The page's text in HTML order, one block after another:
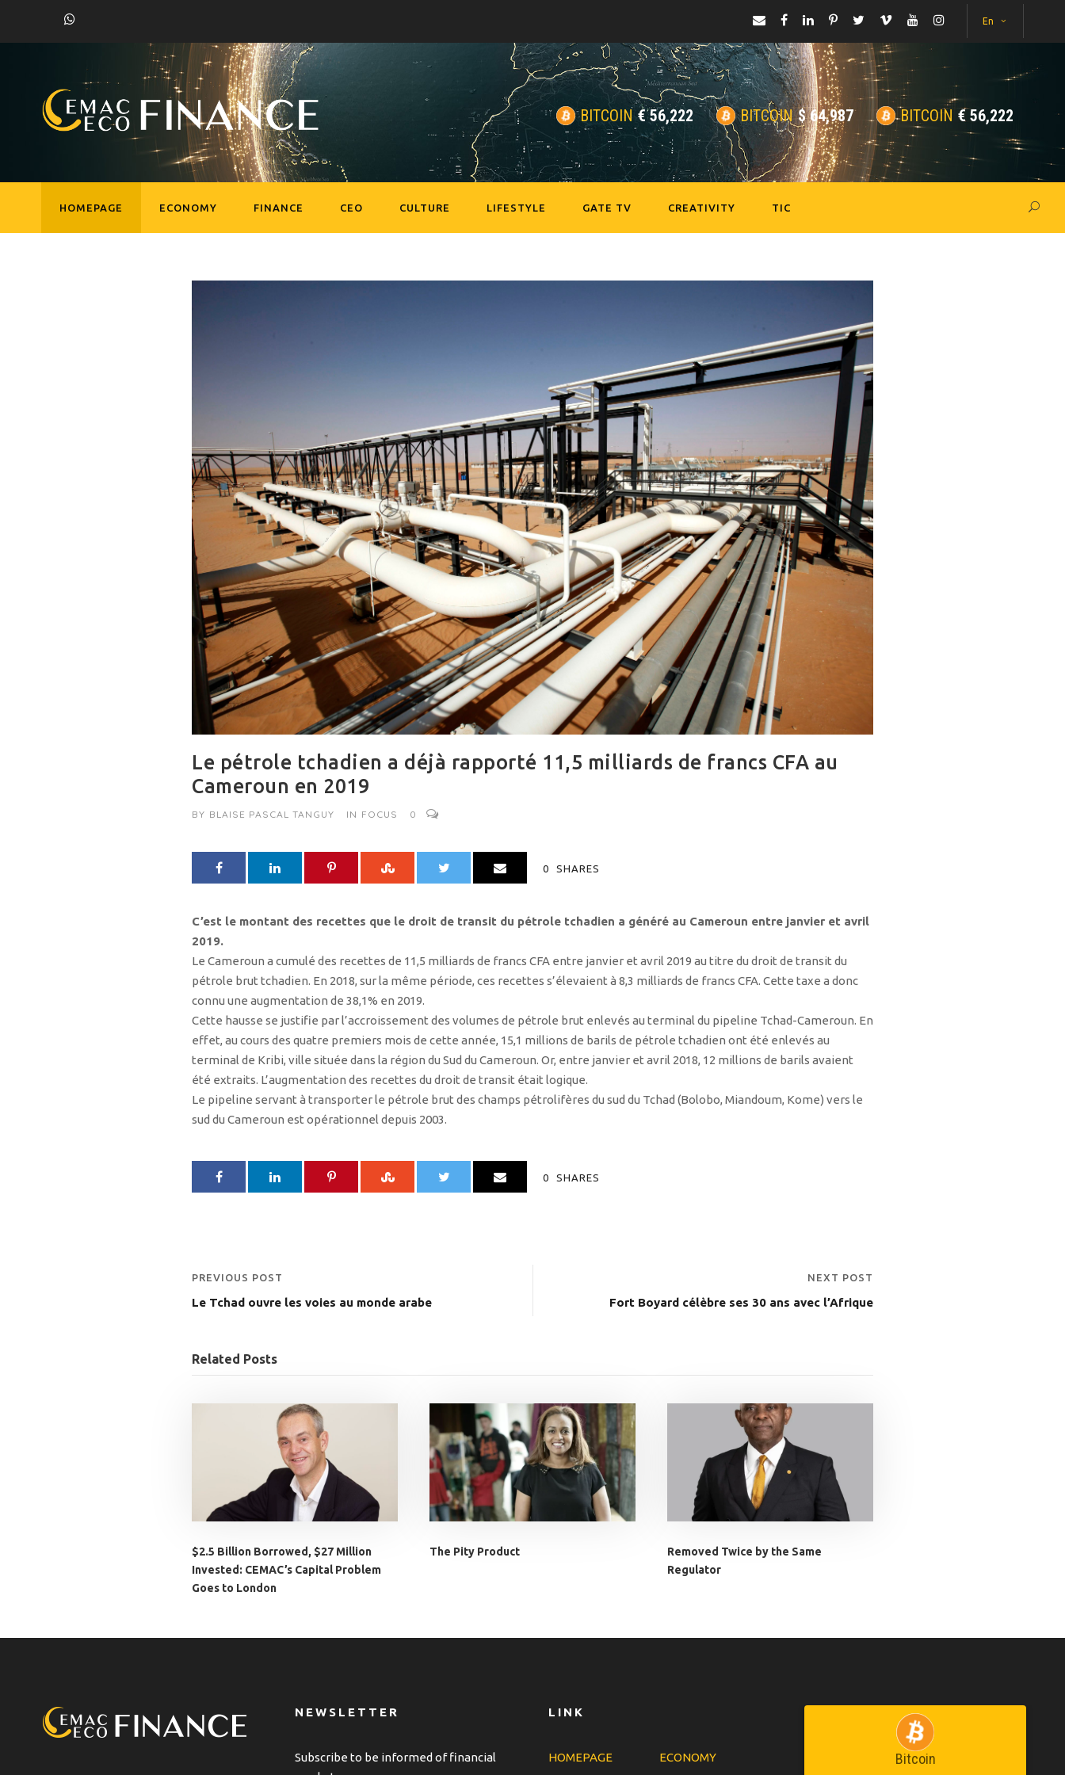
En
BITCOIN €56,222 BITCOIN $64,987 BITCOIN €56,222
HOMEPAGE ECONOMY FINANCE CEO CULTURE LIFESTYLE GATE TV CREATIVITY TIC
Le pétrole tchadien a déjà rapporté 11,5 milliards de francs CFA au
Cameroun en 2019
BY BLAISE PASCAL TANGUY IN FOCUS 0
0 SHARES
C’est le montant des recettes que le droit de transit du pétrole tchadien a généré au Cameroun entre janvier et avril
2019.
Le Cameroun a cumulé des recettes de 11,5 milliards de francs CFA entre janvier et avril 2019 au titre du droit de transit du
pétrole brut tchadien. En 2018, sur la même période, ces recettes s’élevaient à 8,3 milliards de francs CFA. Cette taxe a donc
connu une augmentation de 38,1% en 2019.
Cette hausse se justifie par l’accroissement des volumes de pétrole brut enlevés au terminal du pipeline Tchad-Cameroun. En
effet, au cours des quatre premiers mois de cette année, 15,1 millions de barils de pétrole tchadien ont été enlevés au
terminal de Kribi, ville située dans la région du Sud du Cameroun. Or, entre janvier et avril 2018, 12 millions de barils avaient
été extraits. L’augmentation des recettes du droit de transit était logique.
Le pipeline servant à transporter le pétrole brut des champs pétrolifères du sud du Tchad (Bolobo, Miandoum, Kome) vers le
sud du Cameroun est opérationnel depuis 2003.
0 SHARES
PREVIOUS POST
Le Tchad ouvre les voies au monde arabe
NEXT POST
Fort Boyard célèbre ses 30 ans avec l’Afrique
Related Posts
$2.5 Billion Borrowed, $27 Million
Invested: CEMAC’s Capital Problem
Goes to London
The Pity Product
Removed Twice by the Same
Regulator
NEWSLETTER
Subscribe to be informed of financial
LINK
HOMEPAGE ECONOMY Bitcoin